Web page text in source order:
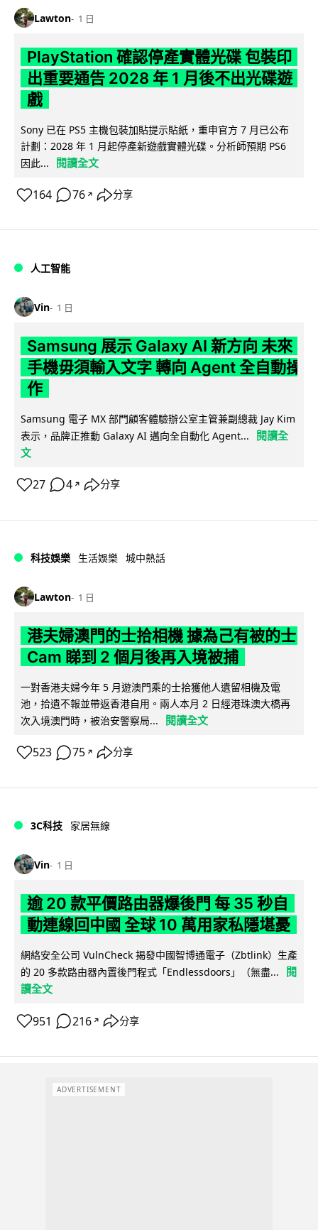
Lawton 1 日
PlayStation 確認停產實體光碟 包裝印
出重要通告 2028 年 1 月後不出光碟遊
戲
Sony 已在 PS5 主機包裝加貼提示貼紙，重申官方 7 月已公布
計劃：2028 年 1 月起停產新遊戲實體光碟。分析師預期 PS6
因此...
閱讀全文
164 76 ↗ 分享
人工智能
Vin 1 日
Samsung 展示 Galaxy AI 新方向 未來
手機毋須輸入文字 轉向 Agent 全自動操
作
Samsung 電子 MX 部門顧客體驗辦公室主管兼副總裁 Jay Kim
表示，品牌正推動 Galaxy AI 邁向全自動化 Agent...
閱讀全
文
27 4 ↗ 分享
科技娛樂 生活娛樂 城中熱話
Lawton 1 日
港夫婦澳門的士拾相機 據為己有被的士
Cam 睇到 2 個月後再入境被捕
一對香港夫婦今年 5 月遊澳門乘的士拾獲他人遺留相機及電
池，拾遺不報並帶返香港自用。兩人本月 2 日經港珠澳大橋再
次入境澳門時，被治安警察局...
閱讀全文
523 75 ↗ 分享
3C科技 家居無線
Vin 1 日
逾 20 款平價路由器爆後門 每 35 秒自
動連線回中國 全球 10 萬用家私隱堪憂
網絡安全公司 VulnCheck 揭發中國智博通電子（Zbtlink）生產
的 20 多款路由器內置後門程式「Endlessdoors」（無盡...
閱
讀全文
951 216 ↗ 分享
ADVERTISEMENT